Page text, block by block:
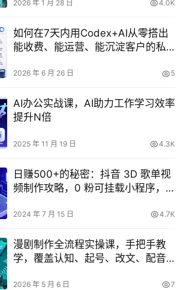
2026 年 1 月 28 日 4.0K
如何在7天内用Codex+AI从零搭出
能收费、能运营、能沉淀客户的私
2026 年 6 月 26 日 5
AI办公实战课，AI助力工作学习效率
提升N倍
2025 年 11 月 19 日 4.3K
日赚500+的秘密：抖音 3D 歌单视
频制作攻略，0 粉可挂载小程序，
2024 年 7 月 15 日 4.7K
漫剧制作全流程实操课，手把手教
学，覆盖认知、起号、改文、配音
2026 年 5 月 6 日 7